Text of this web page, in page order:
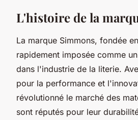
L'histoire de la
La marque Simmons, fondée
rapidement imposée comme
dans l'industrie de la literie.
pour la performance et
révolutionné le marché des
sont réputés pour leur